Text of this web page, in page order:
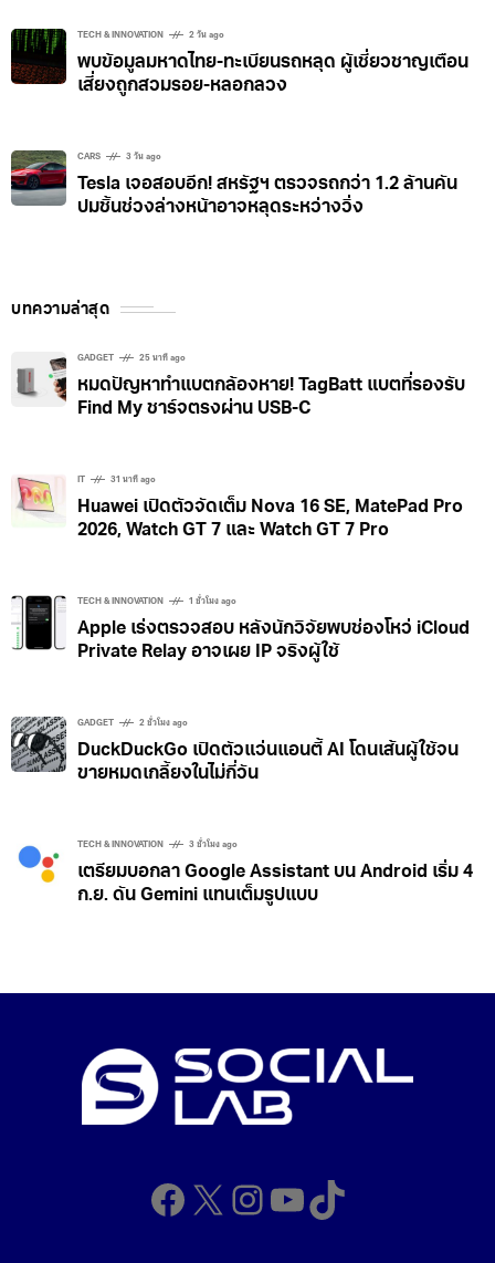
TECH & INNOVATION 2 วัน ago
พบข้อมูลมหาดไทย-ทะเบียนรถหลุด ผู้เชี่ยวชาญเตือน
เสี่ยงถูกสวมรอย-หลอกลวง
CARS 3 วัน ago
Tesla เจอสอบอีก! สหรัฐฯ ตรวจรถกว่า 1.2 ล้านคัน
ปมชิ้นช่วงล่างหน้าอาจหลุดระหว่างวิ่ง
บทความล่าสุด
GADGET 25 นาที ago
หมดปัญหาทำแบตกล้องหาย! TagBatt แบตที่รองรับ
Find My ชาร์จตรงผ่าน USB-C
IT 31 นาที ago
Huawei เปิดตัวจัดเต็ม Nova 16 SE, MatePad Pro
2026, Watch GT 7 และ Watch GT 7 Pro
TECH & INNOVATION 1 ชั่วโมง ago
Apple เร่งตรวจสอบ หลังนักวิจัยพบช่องโหว่ iCloud
Private Relay อาจเผย IP จริงผู้ใช้
GADGET 2 ชั่วโมง ago
DuckDuckGo เปิดตัวแว่นแอนตี้ AI โดนเส้นผู้ใช้จน
ขายหมดเกลี้ยงในไม่กี่วัน
TECH & INNOVATION 3 ชั่วโมง ago
เตรียมบอกลา Google Assistant บน Android เริ่ม 4
ก.ย. ดัน Gemini แทนเต็มรูปแบบ
Facebook
X Instagram
YouTube
TikTok